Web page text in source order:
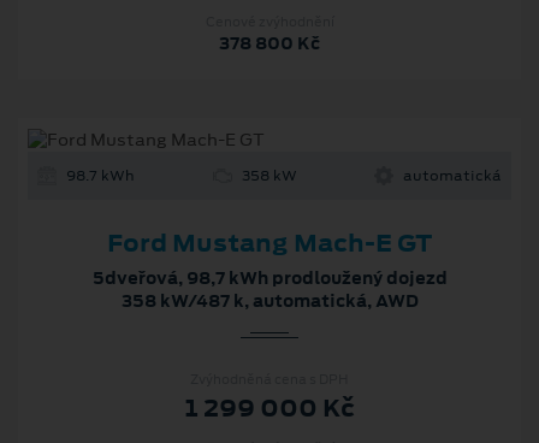
378 800 Kč
98.7 kWh 358 kW automatická
Ford Mustang Mach-E GT
5dveřová, 98,7 kWh prodloužený dojezd
358 kW/487 k, automatická, AWD
1 299 000 Kč